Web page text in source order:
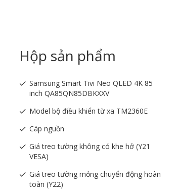
Hộp sản phẩm
Samsung Smart Tivi Neo QLED 4K 85
inch QA85QN85DBKXXV
Model bộ điều khiển từ xa TM2360E
Cáp nguồn
Giá treo tường không có khe hở (Y21
VESA)
Giá treo tường mỏng chuyển động hoàn
toàn (Y22)